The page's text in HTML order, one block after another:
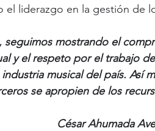
el liderazgo en la gestión de
seguimos mostrando el
y el respeto por el trabajo
musical del país. Así
se apropien de los
César Ahumada